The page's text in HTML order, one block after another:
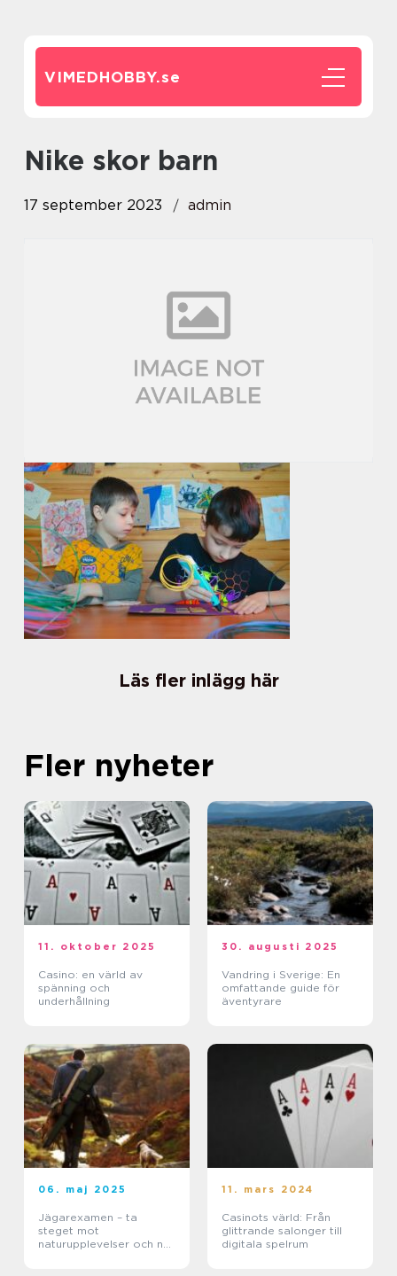
VIMEDHOBBY.se
nike skor barn
17 september 2023 admin
Läs fler inlägg här
Fler nyheter
11. oktober 2025
Casino: en värld av
spänning och
underhållning
30. augusti 2025
Vandring i Sverige: En
omfattande guide för
äventyrare
06. maj 2025
Jägarexamen – ta
steget mot
naturupplevelser och ny
11. mars 2024
Casinots värld: Från
glittrande salonger till
digitala spelrum